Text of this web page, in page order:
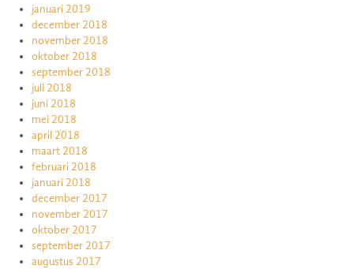
januari 2019
december 2018
november 2018
oktober 2018
september 2018
juli 2018
juni 2018
mei 2018
april 2018
maart 2018
februari 2018
januari 2018
december 2017
november 2017
oktober 2017
september 2017
augustus 2017